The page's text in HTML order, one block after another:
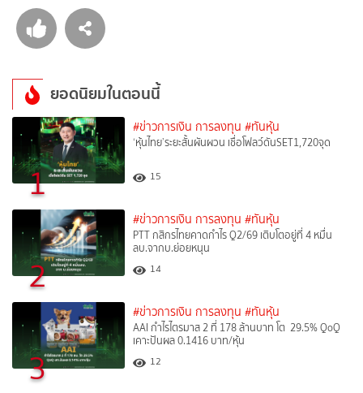
ยอดนิยมในตอนนี้
1
#ข่าวการเงิน การลงทุน #ทันหุ้น
‘หุ้นไทย’ระยะสั้นผันผวน เชื่อโฟลว์ดันSET1,720จุด
15
2
#ข่าวการเงิน การลงทุน #ทันหุ้น
PTT กสิกรไทยคาดกำไร Q2/69 เติบโตอยู่ที่ 4 หมื่น
ลบ.จากบ.ย่อยหนุน
14
3
#ข่าวการเงิน การลงทุน #ทันหุ้น
AAI กำไรไตรมาส 2 ที่ 178 ล้านบาท โต 29.5% QoQ
เคาะปันผล 0.1416 บาท/หุ้น
12